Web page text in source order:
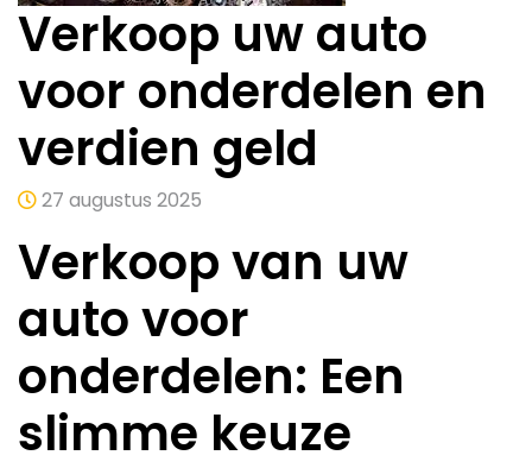
Verkoop uw auto
voor onderdelen en
verdien geld
27 augustus 2025
Verkoop van uw
auto voor
onderdelen: Een
slimme keuze